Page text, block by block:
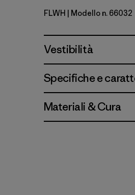
Friend Lei: White
FLWH | Modello n. 66032
Vestibilità
Specifiche e
Materiali & Cura